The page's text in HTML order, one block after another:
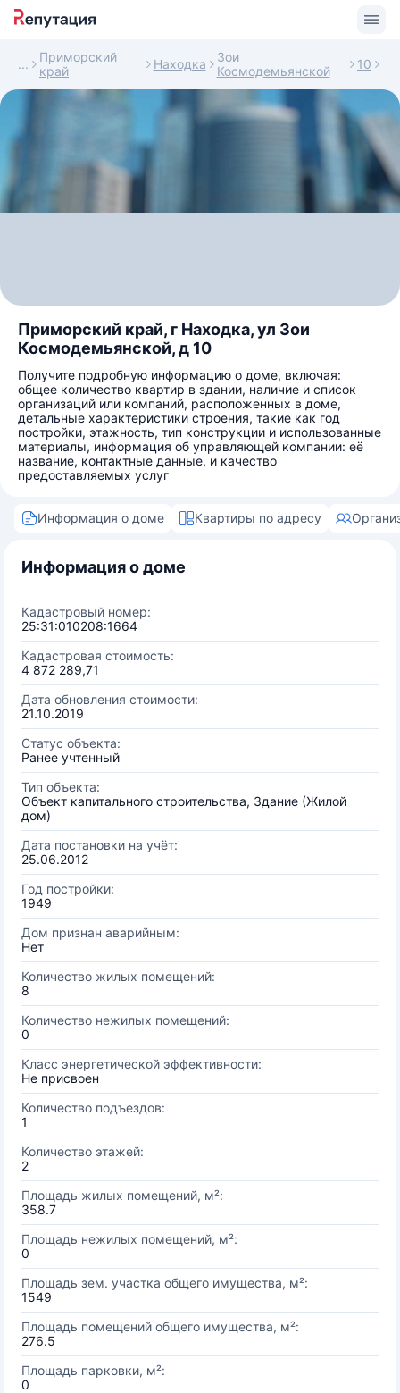
Приморский
край
Находка
Зои
Космодемьянской
10
Приморский край, г Находка, ул Зои
Космодемьянской, д 10
Получите подробную информацию о доме, включая:
общее количество квартир в здании, наличие и список
организаций или компаний, расположенных в доме,
детальные характеристики строения, такие как год
постройки, этажность, тип конструкции и использованные
материалы, информация об управляющей компании: её
название, контактные данные, и качество
предоставляемых услуг
Информация о доме Квартиры по адресу
Информация о доме
Кадастровый номер:
25:31:010208:1664
Кадастровая стоимость:
4 872 289,71
Дата обновления стоимости:
21.10.2019
Статус объекта:
Ранее учтенный
Тип объекта:
Объект капитального строительства, Здание (Жилой
дом)
Дата постановки на учёт:
25.06.2012
Год постройки:
1949
Дом признан аварийным:
Нет
Количество жилых помещений:
8
Количество нежилых помещений:
0
Класс энергетической эффективности:
Не присвоен
Количество подъездов:
1
Количество этажей:
2
Площадь жилых помещений, м²:
358.7
Площадь нежилых помещений, м²:
0
Площадь зем. участка общего имущества, м²:
1549
Площадь помещений общего имущества, м²:
276.5
Площадь парковки, м²:
0